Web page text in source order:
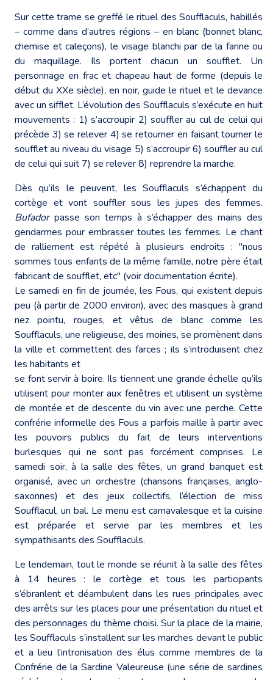
Sur cette trame se greffé le rituel des Soufflaculs, habillés
– comme dans d’autres régions – en blanc (bonnet blanc,
chemise et caleçons), le visage blanchi par de la farine ou
du maquillage. Ils portent chacun un soufflet. Un
personnage en frac et chapeau haut de forme (depuis le
début du XXe siècle), en noir, guide le rituel et le devance
avec un sifflet. L’évolution des Soufflaculs s’exécute en huit
mouvements : 1) s’accroupir 2) souffler au cul de celui qui
précède 3) se relever 4) se retourner en faisant tourner le
soufflet au niveau du visage 5) s’accroupir 6) souffler au cul
de celui qui suit 7) se relever 8) reprendre la marche.
Dès qu’ils le peuvent, les Soufflaculs s’échappent du
cortège et vont souffler sous les jupes des femmes.
Bufadorpasse son temps à s’échapper des mains des
gendarmes pour embrasser toutes les femmes. Le chant
de ralliement est répété à plusieurs endroits : "nous
sommes tous enfants de la même famille, notre père était
fabricant de soufflet, etc" (voir documentation écrite).
Le samedi en fin de journée, les Fous, qui existent depuis
peu (à partir de 2000 environ), avec des masques à grand
nez pointu, rouges, et vêtus de blanc comme les
Soufflaculs, une religieuse, des moines, se promènent dans
la ville et commettent des farces ; ils s’introduisent chez
les habitants et
se font servir à boire. Ils tiennent une grande échelle qu’ils
utilisent pour monter aux fenêtres et utilisent un système
de montée et de descente du vin avec une perche. Cette
confrérie informelle des Fous a parfois maille à partir avec
les pouvoirs publics du fait de leurs interventions
burlesques qui ne sont pas forcément comprises. Le
samedi soir, à la salle des fêtes, un grand banquet est
organisé, avec un orchestre (chansons françaises, anglo-
saxonnes) et des jeux collectifs, l’élection de miss
Soufflacul, un bal. Le menu est carnavalesque et la cuisine
est préparée et servie par les membres et les
sympathisants des Soufflaculs.
Le lendemain, tout le monde se réunit à la salle des fêtes
à 14 heures : le cortège et tous les participants
s’ébranlent et déambulent dans les rues principales avec
des arrêts sur les places pour une présentation du rituel et
des personnages du thème choisi. Sur la place de la mairie,
les Soufflaculs s’installent sur les marches devant le public
et a lieu l’intronisation des élus comme membres de la
Confrérie de la Sardine Valeureuse (une série de sardines